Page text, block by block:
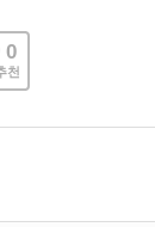
0
천